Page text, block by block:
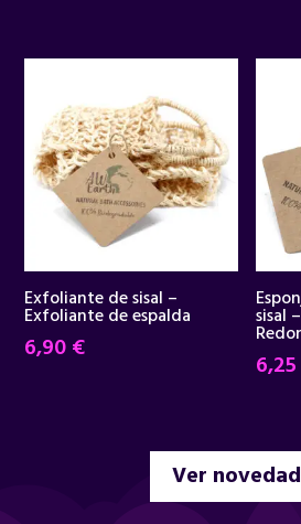
34,95 €.29,90 €.
Exfoliante de sisal –
Exfoliante de espalda
6,90€
sisal
6,25
Ver